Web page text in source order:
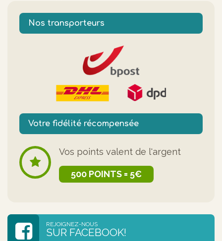
Nos transporteurs
Votre fidélité récompensée
Vos points valent de l'argent
500 POINTS = 5€
REJOIGNEZ-NOUS
SUR FACEBOOK!